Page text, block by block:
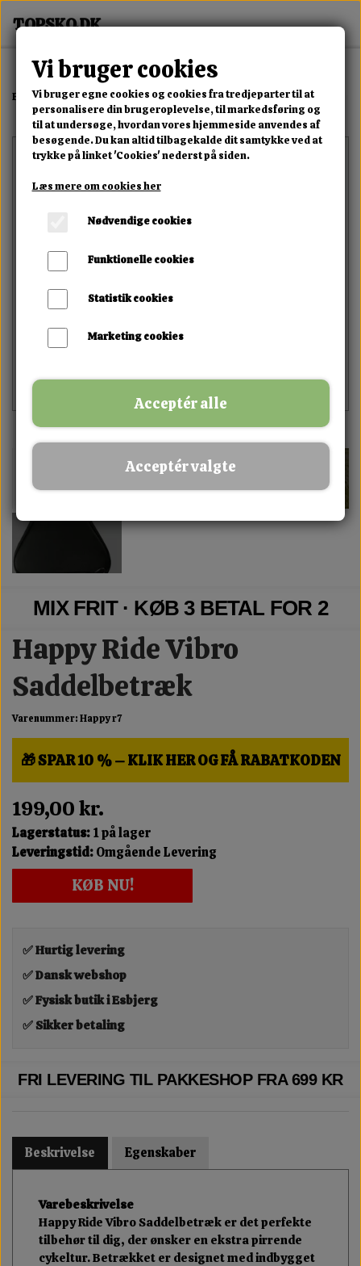
Forside Erotisk Kollektion Alle Produkter Happy Ride Vibro
MIX FRIT · KØB 3 BETAL FOR 2
Happy Ride Vibro
Saddelbetræk
Varenummer: Happy r7
🎁 SPAR 10 % – KLIK HER OG FÅ RABATKODEN
199,00 kr.
Lagerstatus:1 på lager
Leveringstid:Omgående Levering
KØB NU!
✅ Hurtig levering
✅ Dansk webshop
✅ Fysisk butik i Esbjerg
✅ Sikker betaling
FRI LEVERING TIL PAKKESHOP FRA 699 KR
Beskrivelse Egenskaber
Varebeskrivelse
Happy Ride Vibro Saddelbetræk er det perfekte
tilbehør til dig, der ønsker en ekstra pirrende
cykeltur. Betrækket er designet med indbygget
Vi bruger cookies
Vi bruger egne cookies og cookies fra tredjeparter til at
personalisere din brugeroplevelse, til markedsføring og
til at undersøge, hvordan vores hjemmeside anvendes af
besøgende. Du kan altid tilbagekalde dit samtykke ved at
trykke på linket 'Cookies' nederst på siden.
Læs mere om cookies her
Nødvendige cookies
Funktionelle cookies
Statistik cookies
Marketing cookies
Acceptér alle
Acceptér valgte